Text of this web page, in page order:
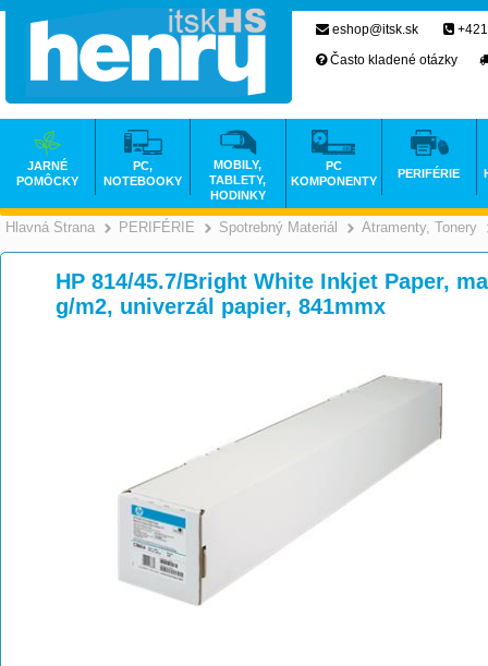
Hlavná Strana >
PERIFÉRIE >
Spotrebný Materiál >
Atramenty, Tonery
HP 814/45.7/Bright White Inkjet Paper,
g/m2, univerzál papier, 841mmx
eshop@itsk.sk
Často kladené otázky
JARNÉ
POMÔCKY
PC,
NOTEBOOKY
MOBILY,
TABLETY,
HODINKY
PC
KOMPONENTY
PERIFÉRIE